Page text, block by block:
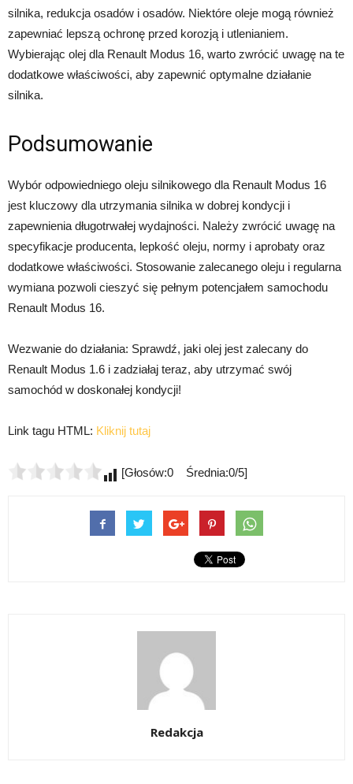
silnika, redukcja osadów i osadów. Niektóre oleje mogą również
zapewniać lepszą ochronę przed korozją i utlenianiem.
Wybierając olej dla Renault Modus 16, warto zwrócić uwagę na te
dodatkowe właściwości, aby zapewnić optymalne działanie
silnika.
Podsumowanie
Wybór odpowiedniego oleju silnikowego dla Renault Modus 16
jest kluczowy dla utrzymania silnika w dobrej kondycji i
zapewnienia długotrwałej wydajności. Należy zwrócić uwagę na
specyfikacje producenta, lepkość oleju, normy i aprobaty oraz
dodatkowe właściwości. Stosowanie zalecanego oleju i regularna
wymiana pozwoli cieszyć się pełnym potencjałem samochodu
Renault Modus 16.
Wezwanie do działania: Sprawdź, jaki olej jest zalecany do
Renault Modus 1.6 i zadziałaj teraz, aby utrzymać swój
samochód w doskonałej kondycji!
Link tagu HTML: Kliknij tutaj
[Głosów:0 Średnia:0/5]
Redakcja